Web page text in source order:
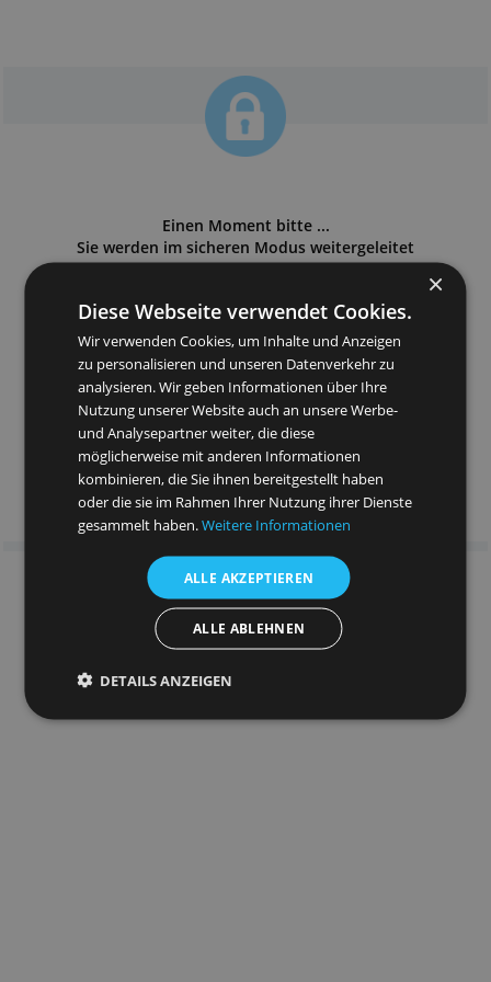
Einen Moment bitte ...
Sie werden im sicheren Modus weitergeleitet
Wenn Sie nicht automatisch weitergeleitet
Diese Webseite verwendet Cookies.
Wir verwenden Cookies, um Inhalte und Anzeigen
zu personalisieren und unseren Datenverkehr zu
analysieren. Wir geben Informationen über Ihre
Nutzung unserer Website auch an unsere Werbe-
und Analysepartner weiter, die diese
möglicherweise mit anderen Informationen
oder die sie im Rahmen Ihrer Nutzung ihrer Dienste
gesammelt haben.Weitere Informationen
ALLE AKZEPTIEREN
ALLE ABLEHNEN